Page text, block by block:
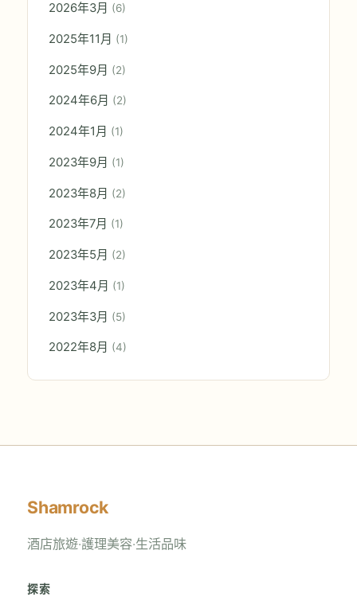
2026年3月 (6)
2025年11月 (1)
2025年9月 (2)
2024年6月 (2)
2024年1月 (1)
2023年9月 (1)
2023年8月 (2)
2023年7月 (1)
2023年5月 (2)
2023年4月 (1)
2023年3月 (5)
2022年8月 (4)
Shamrock
酒店旅遊‧護理美容‧生活品味
探索